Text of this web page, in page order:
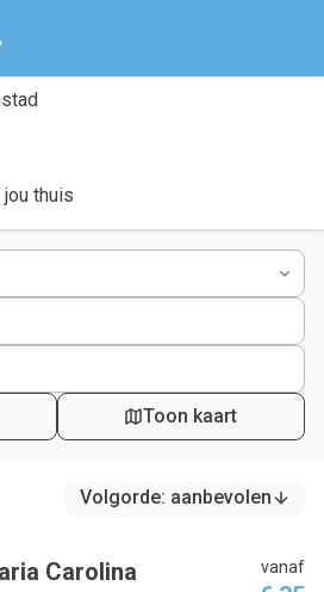
thuis
Toon kaart
Volgorde: aanbevolen
Carolina vanaf